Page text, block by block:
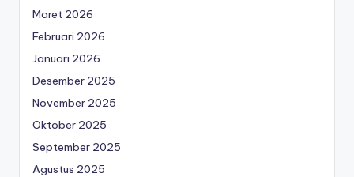
Maret 2026
Februari 2026
Januari 2026
Desember 2025
November 2025
Oktober 2025
September 2025
Agustus 2025